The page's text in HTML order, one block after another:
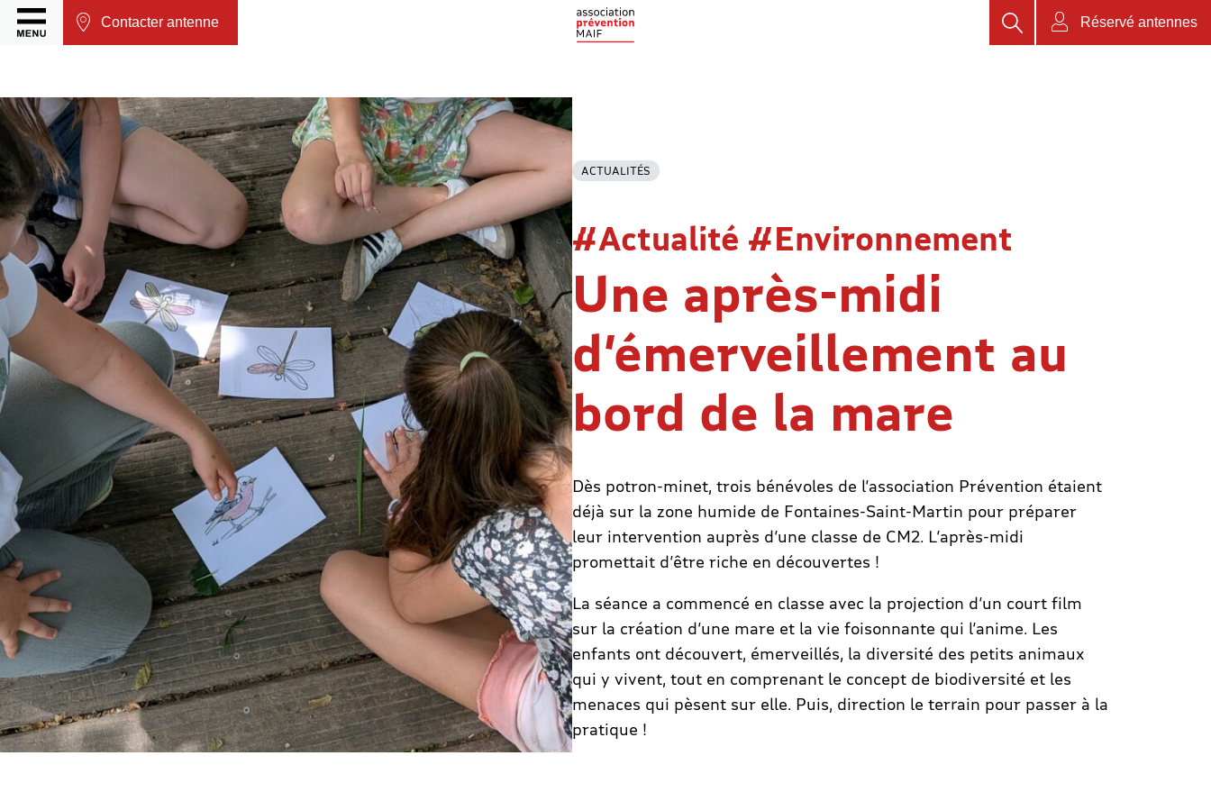
Contacter antenne Réservé antennes
Rechercher
ACTUALITÉS
#Actualité #Environnement
Une après-midi
d’émerveillement au
bord de la mare
Dès potron-minet, trois bénévoles de l’association Prévention étaient
déjà sur la zone humide de Fontaines-Saint-Martin pour préparer
leur intervention auprès d’une classe de CM2. L’après-midi
promettait d’être riche en découvertes !
La séance a commencé en classe avec la projection d’un court film
sur la création d’une mare et la vie foisonnante qui l’anime. Les
enfants ont découvert, émerveillés, la diversité des petits animaux
qui y vivent, tout en comprenant le concept de biodiversité et les
menaces qui pèsent sur elle. Puis, direction le terrain pour passer à la
pratique !